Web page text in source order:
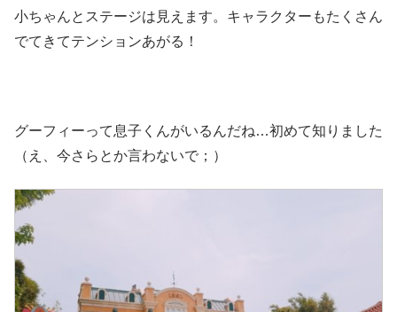
小ちゃんとステージは見えます。キャラクターもたくさん
でてきてテンションあがる！
グーフィーって息子くんがいるんだね…初めて知りました
（え、今さらとか言わないで；）